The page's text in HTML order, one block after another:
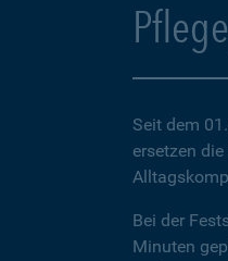
Seit dem
ersetzen
Bei der
Minuten